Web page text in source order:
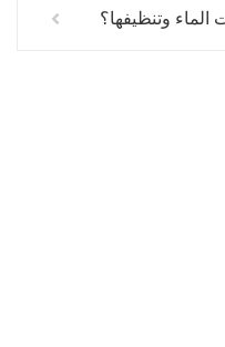
وتنظيفها؟